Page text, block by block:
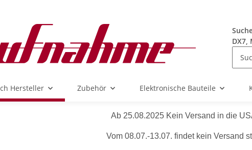
DX7,
Hersteller Zubehör Elektronische Bauteile
Ab 25.08.2025 Kein Versand in die
Vom 08.07.-13.07. findet kein Versand